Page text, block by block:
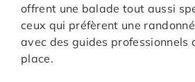
offrent une balade tout aussi
ceux qui préfèrent une
avec des guides professionnels
place.